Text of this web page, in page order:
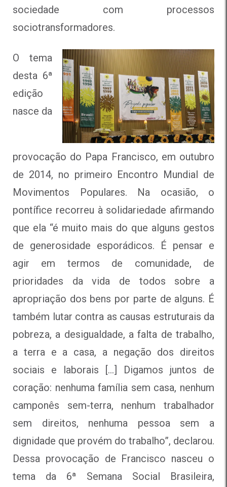
sociedade com processos
sociotransformadores.
O tema
desta 6ª
edição
nasce da
provocação do Papa Francisco, em outubro
de 2014, no primeiro Encontro Mundial de
Movimentos Populares. Na ocasião, o
pontífice recorreu à solidariedade afirmando
que ela “é muito mais do que alguns gestos
de generosidade esporádicos. É pensar e
agir em termos de comunidade, de
prioridades da vida de todos sobre a
apropriação dos bens por parte de alguns. É
também lutar contra as causas estruturais da
pobreza, a desigualdade, a falta de trabalho,
a terra e a casa, a negação dos direitos
sociais e laborais […] Digamos juntos de
coração: nenhuma família sem casa, nenhum
camponês sem-terra, nenhum trabalhador
sem direitos, nenhuma pessoa sem a
dignidade que provém do trabalho”, declarou.
Dessa provocação de Francisco nasceu o
tema da 6ª Semana Social Brasileira,